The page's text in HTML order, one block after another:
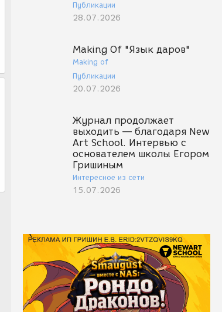
Публикации
28.07.2026
Making Of "Язык даров"
Making of
Публикации
20.07.2026
Журнал продолжает
выходить — благодаря New
Art School. Интервью с
основателем школы Егором
Гришиным
Интересное из сети
15.07.2026